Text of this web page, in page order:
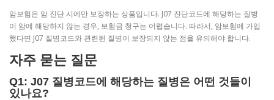
암보험은 암 진단 시에만 보장하는 상품입니다. J07 진단코드에 해당하는 질병
이 암에 해당하지 않는 경우, 보험금 청구는 어렵습니다. 따라서, 암보험에 가입
했다면 J07 질병코드와 관련된 질병이 보장되지 않는 점을 유의해야 합니다.
자주 묻는 질문
Q1: J07 질병코드에 해당하는 질병은 어떤 것들이
있나요?